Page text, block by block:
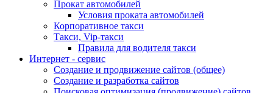
Прокат автомобилей
Условия проката автомобилей
Корпоративное такси
Такси, Vip-такси
Правила для водителя такси
Интернет - сервис
Создание и продвижение сайтов (общее)
Создание и разработка сайтов